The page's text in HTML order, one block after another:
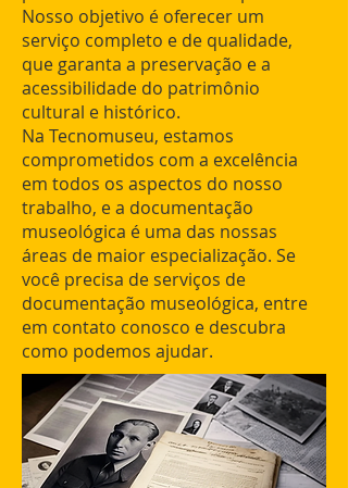
Nosso objetivo é oferecer um
serviço completo e de qualidade,
que garanta a preservação e a
acessibilidade do patrimônio
cultural e histórico.
Na Tecnomuseu, estamos
comprometidos com a excelência
em todos os aspectos do nosso
trabalho, e a documentação
museológica é uma das nossas
áreas de maior especialização. Se
você precisa de serviços de
documentação museológica, entre
em contato conosco e descubra
como podemos ajudar.